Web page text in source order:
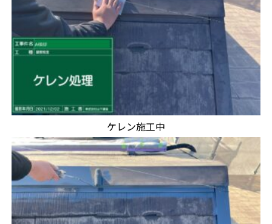
ケレン施工中